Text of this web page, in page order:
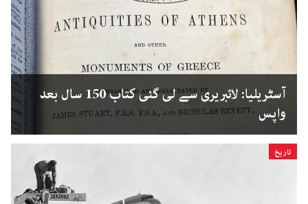
آسٹریلیا: لائبریری سے لی گئی کتاب 150 سال بعد
واپس
تاریخ